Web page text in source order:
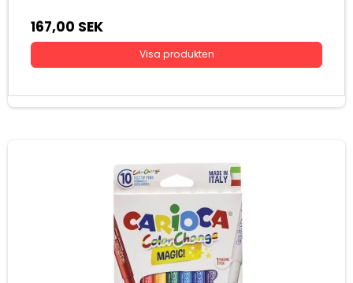
167,00 SEK
Visa produkten